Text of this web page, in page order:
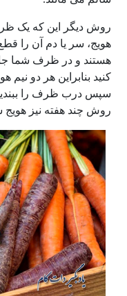
روش دیگر این که یک
هویج، سر یا دم آن را
هستند و در ظرف شما
کنید بنابراین هر دو
سپس درب ظرف را ببندید
روش چند هفته نیز هویج